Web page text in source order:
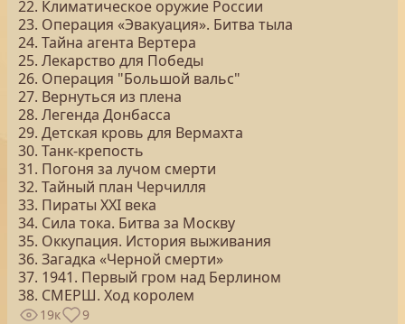
22. Климатическое оружие России
23. Операция «Эвакуация». Битва тыла
24. Тайна агента Вертера
25. Лекарство для Победы
26. Операция "Большой вальс"
27. Вернуться из плена
28. Легенда Донбасса
29. Детская кровь для Вермахта
30. Танк-крепость
31. Погоня за лучом смерти
32. Тайный план Черчилля
33. Пираты ХХI века
34. Сила тока. Битва за Москву
35. Оккупация. История выживания
36. Загадка «Черной смерти»
37. 1941. Первый гром над Берлином
38. СМЕРШ. Ход королем
19к 9